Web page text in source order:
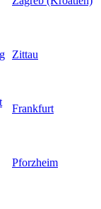
Zittau
Frankfurt
Pforzheim